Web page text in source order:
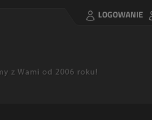
LOGOWANIE